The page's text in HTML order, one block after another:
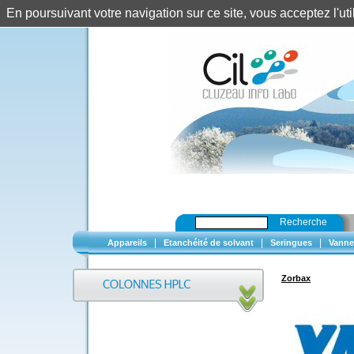
Recherche
Appareils Etanchéité de solvant Seringues
Zorbax
En poursuivant votre navigation sur ce site, vous acceptez